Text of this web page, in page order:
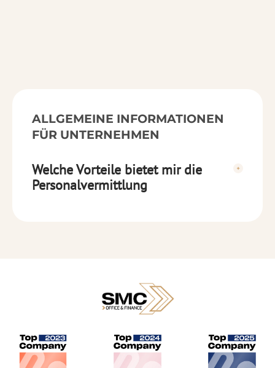
ALLGEMEINE INFORMATIONEN
FÜR UNTERNEHMEN
Welche Vorteile bietet mir die
Personalvermittlung